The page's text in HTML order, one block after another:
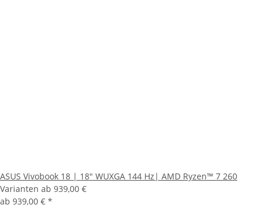
ASUS Vivobook 18 | 18" WUXGA 144 Hz| AMD Ryzen™ 7 260
Varianten ab 939,00 €
ab 939,00 € *